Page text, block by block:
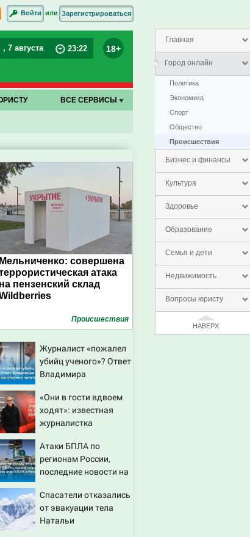
Главная
Город онлайн
Политика
Экономика
Спорт
Общество
Проиcшествия
Бизнес и финансы
Культура
Здоровье
Образование
Семья и дети
Недвижимость
Вопросы юристу
НАВЕРХ
Войти или Зарегистрироваться
, 7 августа 23:22 18+
ВСЕ СЕРВИСЫ
Мельниченко: совершена
атака
на пензенский склад
Проиcшествия
Журналист «пожалел
убийц ученого»? Ответ
Владимира
читателей
«Они в гости вдвоем
ходят»: известная
журналистка
Бондарчука и
Исаковой
Атаки БПЛА по
регионам России,
последние новости на
последствия, атаки на
склады Wildberries,
состояние
Спасатели отказались
от эвакуации тела
Натальи